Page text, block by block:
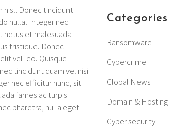
nisl. Donec tincidunt
nulla. Integer nec
netus et malesuada
tristique. Donec
vel leo. Quisque
tincidunt quam vel nisi
nec efficitur nunc, sit
fames ac turpis
pharetra, nulla eget
Categories
Ransomware
Cybercrime
Global News
Domain & Hosting
Cyber security